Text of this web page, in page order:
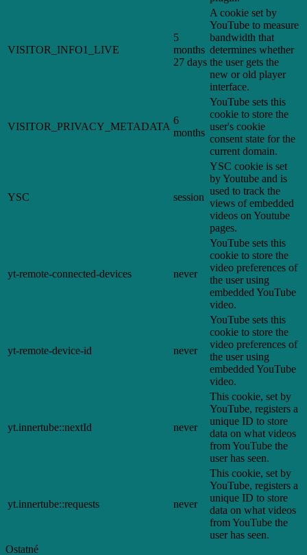
VISITOR_INFO1_LIVE
5
months
27 days
A cookie set by
YouTube to measure
bandwidth that
determines whether
the user gets the
new or old player
interface.
VISITOR_PRIVACY_METADATA
6
months
YouTube sets this
cookie to store the
user's cookie
consent state for the
current domain.
YSC session
YSC cookie is set
by Youtube and is
used to track the
views of embedded
videos on Youtube
pages.
yt-remote-connected-devices never
YouTube sets this
cookie to store the
video preferences of
the user using
embedded YouTube
video.
yt-remote-device-id never
YouTube sets this
cookie to store the
video preferences of
the user using
embedded YouTube
video.
yt.innertube::nextId never
This cookie, set by
YouTube, registers a
unique ID to store
data on what videos
from YouTube the
user has seen.
yt.innertube::requests never
This cookie, set by
YouTube, registers a
unique ID to store
data on what videos
from YouTube the
user has seen.
Ostatné